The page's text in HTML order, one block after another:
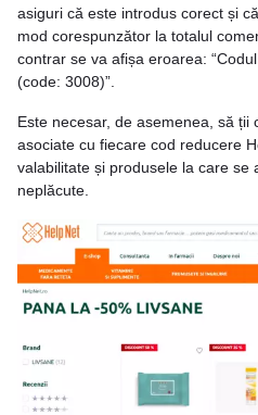
asiguri că este introdus corect și
mod corespunzător la totalul
contrar se va afișa eroarea:
(code: 3008)”.
Este necesar, de asemenea, să ții
asociate cu fiecare cod reducere
valabilitate și produsele la care se
neplăcute.